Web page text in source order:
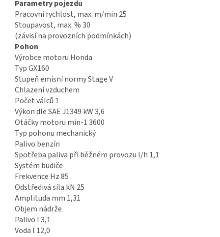
Parametry pojezdu
Pracovní rychlost, max. m/min 25
Stoupavost, max. % 30
(závisí na provozních podmínkách)
Pohon
Výrobce motoru Honda
Typ GX160
Stupeň emisní normy Stage V
Chlazení vzduchem
Počet válců 1
Výkon dle SAE J1349 kW 3,6
Otáčky motoru min-1 3600
Typ pohonu mechanický
Palivo benzín
Spotřeba paliva při běžném provozu l/h 1,1
Systém budiče
Frekvence Hz 85
Odstředivá síla kN 25
Amplituda mm 1,31
Objem nádrže
Palivo l 3,1
Voda l 12,0